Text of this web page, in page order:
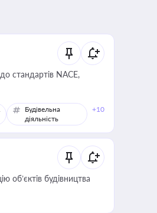
стандартів NACE,
Будівельна
діяльність
+10
об’єктів будівництва